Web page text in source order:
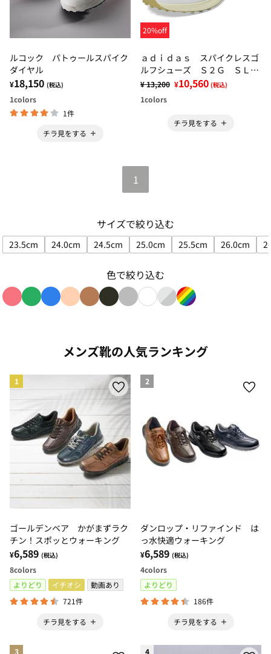
ルコック パトゥールスパイク
ダイヤル
¥18,150 (税込)
1colors
1件
チラ見をする
20%off
ａｄｉｄａｓ スパイクレスゴ
ルフシューズ Ｓ２Ｇ ＳＬレ
ザー ２４
¥ 13,200 ¥10,560 (税込)
1colors
チラ見をする
1
サイズで絞り込む
23.5cm
サイズで絞り込み: 23.5cm
24.0cm
サイズで絞り込み: 24.0cm
24.5cm
サイズで絞り込み: 24.5cm
25.0cm
サイズで絞り込み: 25.0cm
25.5cm
サイズで絞り込み:
26.0cm
サイズ
色で絞り込む
メンズ靴の人気ランキング
1
ゴールデンベア かがまずラク
チン！スポッとウォーキング
¥6,589 (税込)
8colors
よりどり
イチオシ
動画あり
721件
チラ見をする
2
ダンロップ・リファインド は
っ水快適ウォーキング
¥6,589 (税込)
4colors
よりどり
186件
チラ見をする
3 4